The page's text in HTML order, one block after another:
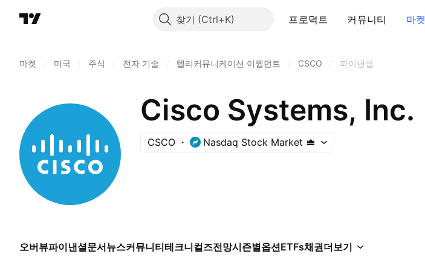
찾기 프로덕트 커뮤니티 마켓
마켓 미국 주식 전자 기술 텔리커뮤니케이션 이큅먼트 CSCO 파이낸셜
Cisco Systems, Inc.
CSCO Nasdaq Stock Market
오버뷰파이낸셜문서뉴스커뮤니티테크니컬즈전망시즌별옵션ETFs채권더보기